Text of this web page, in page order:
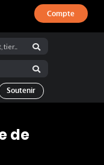
Compte
Room sur Pokémon
Soutenir
de